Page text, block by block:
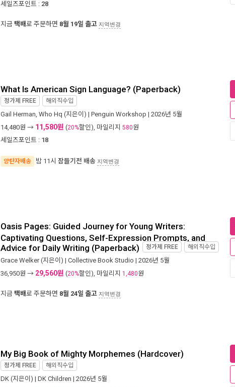
세일즈포인트 : 28
지금 택배로 주문하면 8월 19일 출고 지역변경
What Is American Sign Language? (Paperback)
정가제 FREE 해외직수입
Gail Herman, Who Hq (지은이) | Penguin Workshop | 2026년 5월
14,480원 → 11,580원 (20%할인), 마일리지 580원
세일즈포인트 : 18
양탄자배송 밤 11시 잠들기전 배송 지역변경
Oasis Pages: Guided Journey for Young Writers:
Captivating Questions, Self-Expression Prompts, and
Advice for Daily Writing (Paperback)
정가제 FREE 해외직수입
Grace Welker(지은이) | Collective Book Studio | 2026년 5월
36,950원 → 29,560원 (20%할인), 마일리지 1,480원
지금 택배로 주문하면 8월 24일 출고 지역변경
My Big Book of Mighty Morphemes (Hardcover)
정가제 FREE 해외직수입
DK (지은이) | DK Children | 2026년 5월